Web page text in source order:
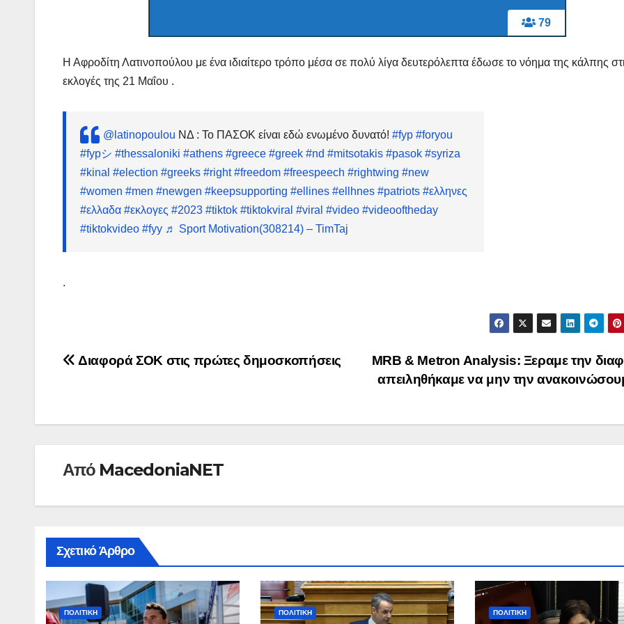
79
Η Αφροδίτη Λατινοπούλου με ένα ιδιαίτερο τρόπο μέσα σε πολύ λίγα δευτερόλεπτα έδωσε το νόημα της κάλπης
εκλογές της 21 Μαΐου .
@latinopoulou ΝΔ : Το ΠΑΣΟΚ είναι εδώ ενωμένο δυνατό! #fyp #foryou
#fypシ #thessaloniki #athens #greece #greek #nd #mitsotakis #pasok #syriza
#kinal #election #greeks #right #freedom #freespeech #rightwing #new
#women #men #newgen #keepsupporting #ellines #ellhnes #patriots #ελληνες
#ελλαδα #εκλογες #2023 #tiktok #tiktokviral #viral #video #videooftheday
#tiktokvideo #fyy ♬ Sport Motivation(308214) – TimTaj
.
Πλοήγηση
MRB & Metron Analysis: Ξεραμε την
απειληθήκαμε να μην την
Διαφορά ΣΟΚ στις πρώτες δημοσκοπήσεις
Από MacedoniaNET
Σχετικό Άρθρο
ΠΟΛΙΤΙΚΉ ΠΟΛΙΤΙΚΉ ΠΟΛΙΤΙΚΉ
;